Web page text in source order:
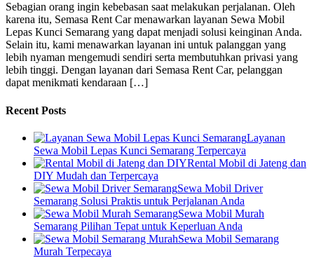
Sebagian orang ingin kebebasan saat melakukan perjalanan. Oleh
karena itu, Semasa Rent Car menawarkan layanan Sewa Mobil
Lepas Kunci Semarang yang dapat menjadi solusi keinginan Anda.
Selain itu, kami menawarkan layanan ini untuk palanggan yang
lebih nyaman mengemudi sendiri serta membutuhkan privasi yang
lebih tinggi. Dengan layanan dari Semasa Rent Car, pelanggan
dapat menikmati kendaraan […]
Recent Posts
Layanan
Sewa Mobil Lepas Kunci Semarang Terpercaya
Rental Mobil di Jateng dan
DIY Mudah dan Terpercaya
Sewa Mobil Driver
Semarang Solusi Praktis untuk Perjalanan Anda
Sewa Mobil Murah
Semarang Pilihan Tepat untuk Keperluan Anda
Sewa Mobil Semarang
Murah Terpecaya